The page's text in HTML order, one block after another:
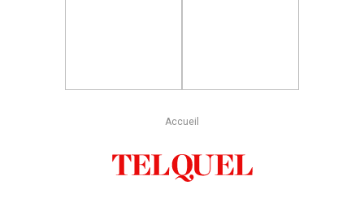
Accueil